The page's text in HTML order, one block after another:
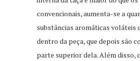
convencionais, aumenta-se a
substâncias aromáticas voláteis
dentro da peça, que depois são
parte superior dela. Além disso,